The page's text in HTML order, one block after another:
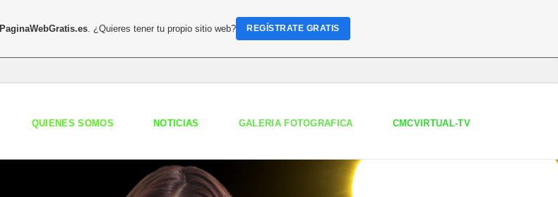
QUIENES SOMOS NOTICIAS GALERIA FOTOGRAFICA CMCVIRTUAL-TV
PaginaWebGratis.es . ¿Quieres tener tu propio sitio web? REGÍSTRATE GRATIS